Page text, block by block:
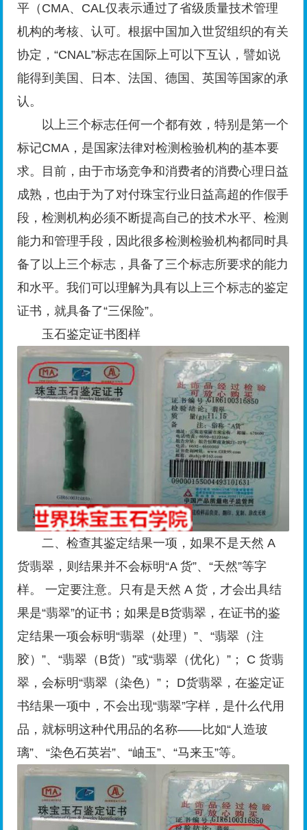
平（CMA、CAL仅表示通过了省级质量技术管理
机构的考核、认可。根据中国加入世贸组织的有关
协定，“CNAL”标志在国际上可以下互认，譬如说
能得到美国、日本、法国、德国、英国等国家的承
认。
以上三个标志任何一个都有效，特别是第一个
标记CMA，是国家法律对检测检验机构的基本要
求。目前，由于市场竞争和消费者的消费心理日益
成熟，也由于为了对付珠宝行业日益高超的作假手
段，检测机构必须不断提高自己的技术水平、检测
能力和管理手段，因此很多检测检验机构都同时具
备了以上三个标志，具备了三个标志所要求的能力
和水平。我们可以理解为具有以上三个标志的鉴定
证书，就具备了“三保险”。
玉石鉴定证书图样
二、检查其鉴定结果一项，如果不是天然 A
货翡翠，则结果并不会标明“A 货”、“天然”等字
样。 一定要注意。只有是天然 A 货，才会出具结
果是“翡翠”的证书；如果是B货翡翠，在证书的鉴
定结果一项会标明“翡翠（处理）”、“翡翠（注
胶）”、“翡翠（B货）”或“翡翠（优化）”； C 货翡
翠，会标明“翡翠（染色）”； D货翡翠，在鉴定证
书结果一项中，不会出现“翡翠”字样，是什么代用
品，就标明这种代用品的名称——比如“人造玻
璃”、“染色石英岩”、“岫玉”、“马来玉”等。